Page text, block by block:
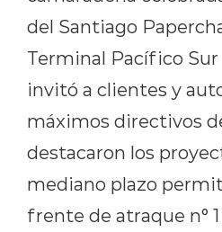
del Santiago
Terminal Pacífico Sur
invitó a clientes y
máximos directivos
destacaron los
mediano plazo
frente de atraque n°